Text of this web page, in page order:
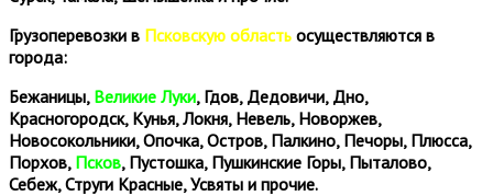
Грузоперевозки в Псковскую область осуществляются в
города:
Бежаницы, Великие Луки, Гдов, Дедовичи, Дно,
Красногородск, Кунья, Локня, Невель, Новоржев,
Новосокольники, Опочка, Остров, Палкино, Печоры, Плюсса,
Порхов, Псков, Пустошка, Пушкинские Горы, Пыталово,
Себеж, Струги Красные, Усвяты и прочие.